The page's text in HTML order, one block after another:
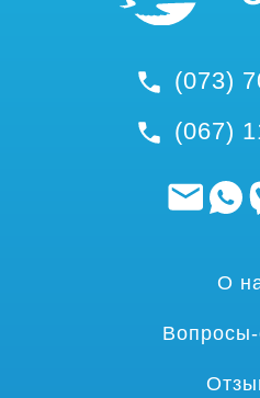
(073)
(067)
О
Вопросы-